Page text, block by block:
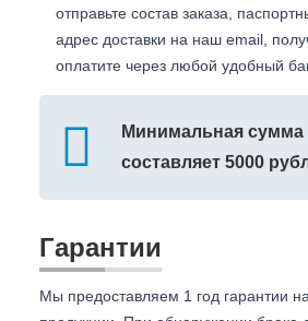
отправьте состав заказа,
адрес доставки на наш email,
оплатите через любой удобный
Минимальная сумма
составляет 5000
Гарантии
Мы предоставляем 1 год гарантии